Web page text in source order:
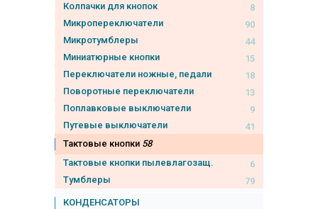
Колпачки для кнопок
8
Микропереключатели
90
Микротумблеры
44
Миниатюрные кнопки
15
Переключатели ножные, педали
18
Поворотные переключатели
13
Поплавковые выключатели
9
Путевые выключатели
41
Тактовые кнопки 58
Тактовые кнопки пылевлагозащ.
6
Тумблеры
79
КОНДЕНСАТОРЫ